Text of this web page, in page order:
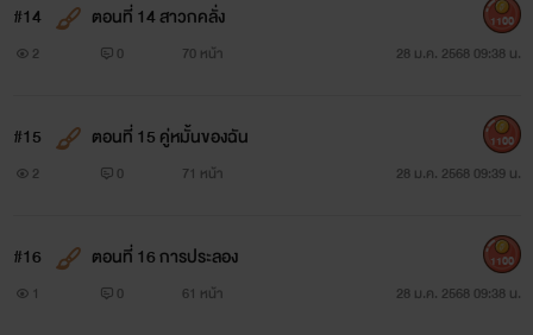
#14 ตอนที่ 14 สาวกคลั่ง
2 0 70 หน้า 28 ม.ค. 2568 09:38 น.
1100
#15 ตอนที่ 15 คู่หมั้นของฉัน
2 0 71 หน้า 28 ม.ค. 2568 09:39 น.
1100
#16 ตอนที่ 16 การประลอง
1 0 61 หน้า 28 ม.ค. 2568 09:38 น.
1100